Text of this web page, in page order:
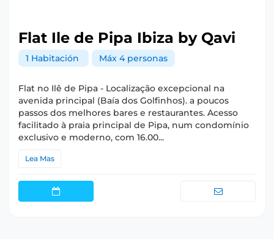
Flat Ile de Pipa Ibiza by Qavi
1 Habitación Máx 4 personas
Flat no Ilê de Pipa - Localização excepcional na
avenida principal (Baía dos Golfinhos). a poucos
passos dos melhores bares e restaurantes. Acesso
facilitado à praia principal de Pipa, num condomínio
exclusivo e moderno, com 16.00...
Lea Mas